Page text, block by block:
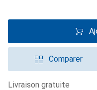
Comparer
livraison gratuite